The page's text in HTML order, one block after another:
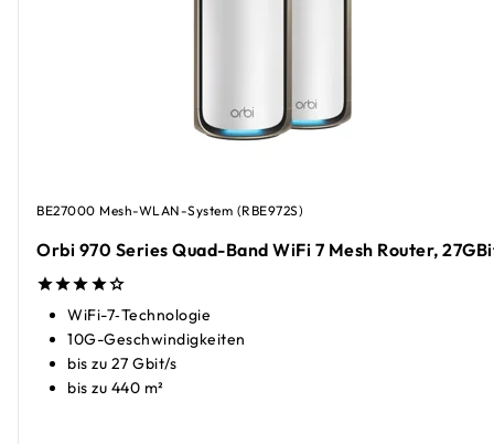
BE27000 Mesh-WLAN-System (RBE972S)
Orbi 970 Series Quad-Band WiFi 7 Mesh Router,
WiFi-7‑Technologie
10G-Geschwindigkeiten
bis zu 27 Gbit/s
bis zu 440 m²